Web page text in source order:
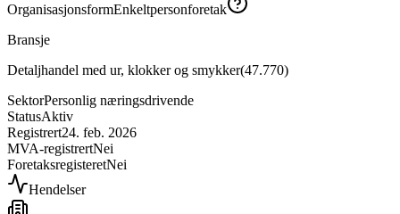
OrganisasjonsformEnkeltpersonforetak
Bransje
Detaljhandel med ur, klokker og smykker(47.770)
SektorPersonlig næringsdrivende
StatusAktiv
Registrert24. feb. 2026
MVA-registrertNei
ForetaksregisteretNei
Hendelser